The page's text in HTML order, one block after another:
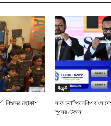
শিশুদের মহাকাশ
ইভেন্ট
সাফ চ্যাম্পিয়নশিপ
স্পন্সর টেকনো